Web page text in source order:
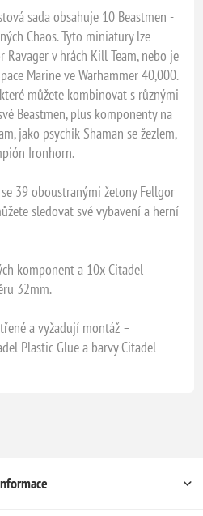
sada obsahuje 10 Beastmen -
Chaos. Tyto miniatury lze
v hrách Kill Team, nebo je
Marine ve Warhammer 40,000.
můžete kombinovat s různými
Beastmen, plus komponenty na
jako psychik Shaman se žezlem,
Ironhorn.
39 oboustranými žetony Fellgor
sledovat své vybavení a herní
komponent a 10x Citadel
32mm.
a vyžadují montáž –
Plastic Glue a barvy Citadel